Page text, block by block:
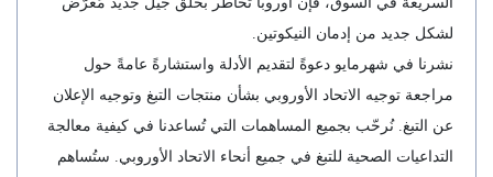
لشكل جديد من إدمان النيكوتين.
نشرنا في شهرمايو دعوةً لتقديم الأدلة واستشارةً عامةً حول
مراجعة توجيه الاتحاد الأوروبي بشأن منتجات التبغ وتوجيه الإعلان
عن التبغ. نُرحّب بجميع المساهمات التي تُساعدنا في كيفية معالجة
التداعيات الصحية للتبغ في جميع أنحاء الاتحاد الأوروبي. ستُساهم